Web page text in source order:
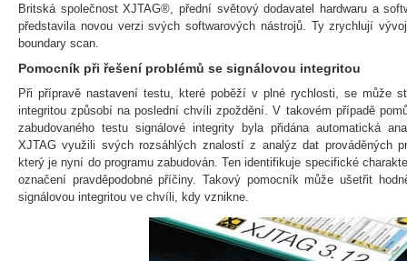
Britská společnost XJTAG®, přední světový dodavatel hardwaru a
představila novou verzi svých softwarových nástrojů. Ty zrychlují
boundary scan.
Pomocník při řešení problémů se signálovou integritou
Při přípravě nastavení testu, které poběží v plné rychlosti, se může
integritou způsobí na poslední chvíli zpoždění. V takovém případě
zabudovaného testu signálové integrity byla přidána automatická
XJTAG využili svých rozsáhlých znalostí z analýz dat prováděných
který je nyní do programu zabudován. Ten identifikuje specifické
označení pravděpodobné příčiny. Takový pomocník může ušetřit
signálovou integritou ve chvíli, kdy vznikne.